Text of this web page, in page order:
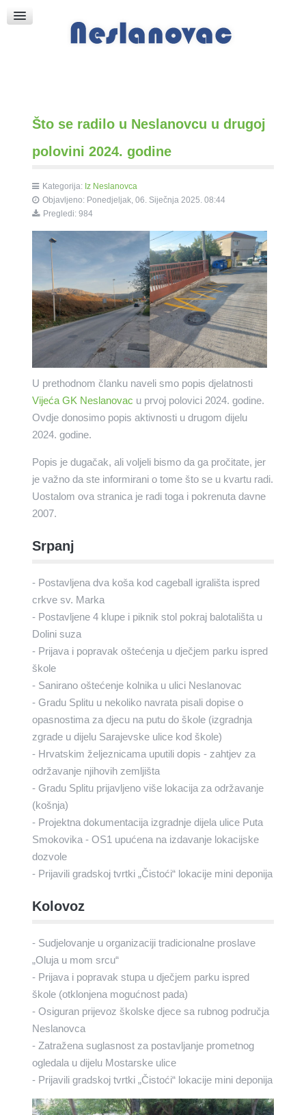
Crkva sv. Marka
Put k Bogu
Što se radilo u Neslanovcu u drugoj
polovini 2024. godine
Kategorija: Iz Neslanovca
Objavljeno: Ponedjeljak, 06. Siječnja 2025. 08:44
Pregledi: 984
U prethodnom članku naveli smo popis djelatnosti
Vijeća GK Neslanovac u prvoj polovici 2024. godine.
Ovdje donosimo popis aktivnosti u drugom dijelu
2024. godine.
Popis je dugačak, ali voljeli bismo da ga pročitate, jer
je važno da ste informirani o tome što se u kvartu radi.
Uostalom ova stranica je radi toga i pokrenuta davne
2007.
Srpanj
- Postavljena dva koša kod cageball igrališta ispred
crkve sv. Marka
- Postavljene 4 klupe i piknik stol pokraj balotališta u
Dolini suza
- Prijava i popravak oštećenja u dječjem parku ispred
škole
- Sanirano oštećenje kolnika u ulici Neslanovac
- Gradu Splitu u nekoliko navrata pisali dopise o
opasnostima za djecu na putu do škole (izgradnja
zgrade u dijelu Sarajevske ulice kod škole)
- Hrvatskim željeznicama uputili dopis - zahtjev za
održavanje njihovih zemljišta
- Gradu Splitu prijavljeno više lokacija za održavanje
(košnja)
- Projektna dokumentacija izgradnje dijela ulice Puta
Smokovika - OS1 upućena na izdavanje lokacijske
dozvole
- Prijavili gradskoj tvrtki „Čistoći“ lokacije mini deponija
Kolovoz
- Sudjelovanje u organizaciji tradicionalne proslave
„Oluja u mom srcu“
- Prijava i popravak stupa u dječjem parku ispred
škole (otklonjena mogućnost pada)
- Osiguran prijevoz školske djece sa rubnog područja
Neslanovca
- Zatražena suglasnost za postavljanje prometnog
ogledala u dijelu Mostarske ulice
- Prijavili gradskoj tvrtki „Čistoći“ lokacije mini deponija